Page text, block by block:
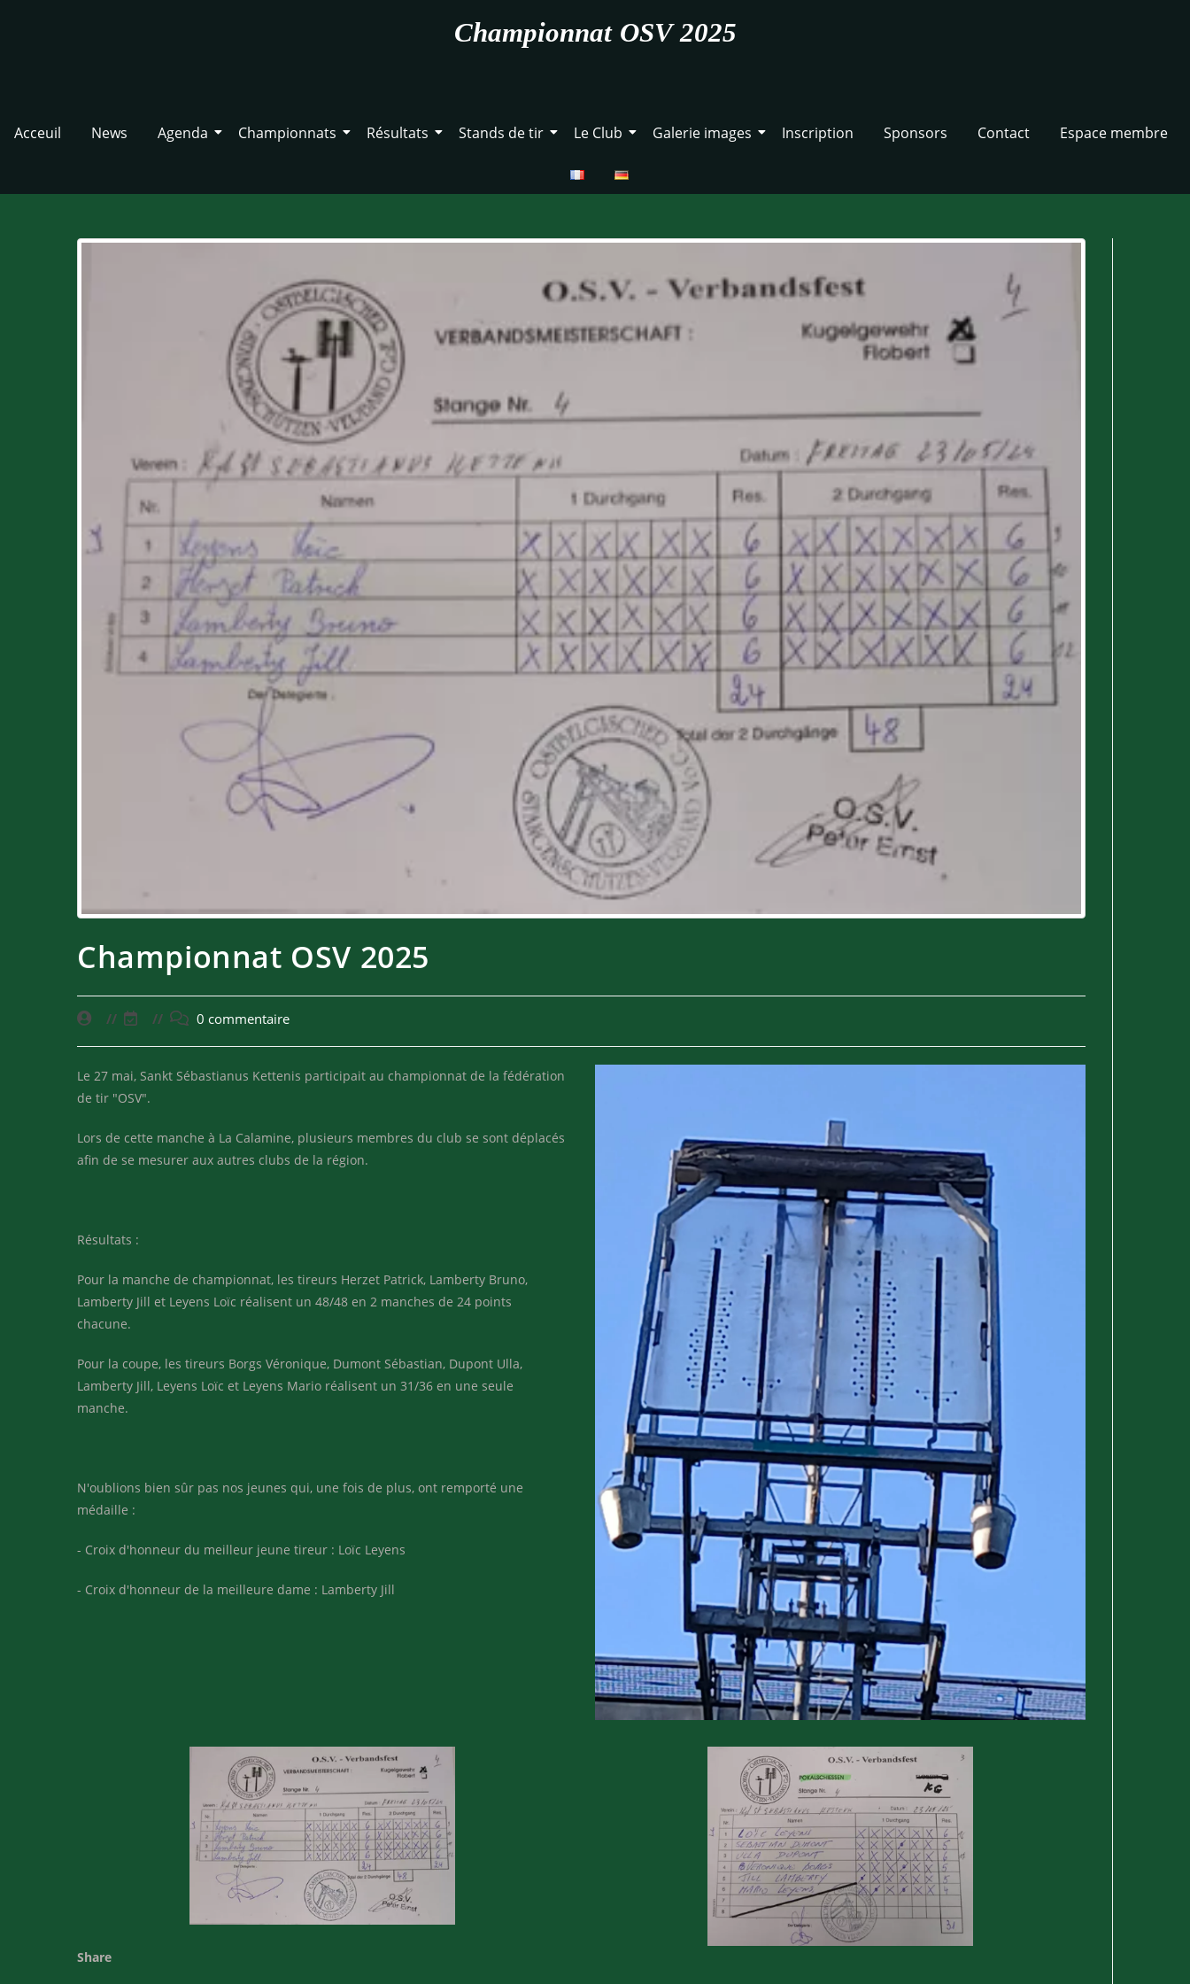
Championnat OSV 2025
Acceuil News Agenda Championnats Résultats Stands de tir Le Club Galerie images Inscription Sponsors Contact Espace membre
Championnat OSV 2025
0 commentaire
Le 27 mai, Sankt Sébastianus Kettenis participait au championnat de la fédération
de tir "OSV".
Lors de cette manche à La Calamine, plusieurs membres du club se sont déplacés
afin de se mesurer aux autres clubs de la région.
Résultats :
Pour la manche de championnat, les tireurs Herzet Patrick, Lamberty Bruno,
Lamberty Jill et Leyens Loïc réalisent un 48/48 en 2 manches de 24 points
chacune.
Pour la coupe, les tireurs Borgs Véronique, Dumont Sébastian, Dupont Ulla,
Lamberty Jill, Leyens Loïc et Leyens Mario réalisent un 31/36 en une seule
manche.
N'oublions bien sûr pas nos jeunes qui, une fois de plus, ont remporté une
médaille :
- Croix d'honneur du meilleur jeune tireur : Loïc Leyens
- Croix d'honneur de la meilleure dame : Lamberty Jill
Share